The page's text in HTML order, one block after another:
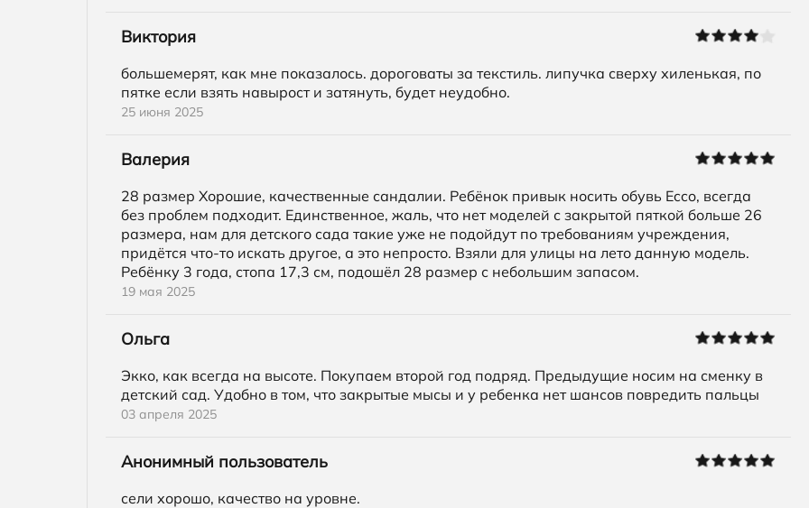
Виктория
большемерят, как мне показалось. дороговаты за текстиль. липучка сверху хиленькая, по
пятке если взять навырост и затянуть, будет неудобно.
25 июня 2025
Валерия
28 размер Хорошие, качественные сандалии. Ребёнок привык носить обувь Ecco, всегда
без проблем подходит. Единственное, жаль, что нет моделей с закрытой пяткой больше 26
размера, нам для детского сада такие уже не подойдут по требованиям учреждения,
придётся что-то искать другое, а это непросто. Взяли для улицы на лето данную модель.
Ребёнку 3 года, стопа 17,3 см, подошёл 28 размер с небольшим запасом.
19 мая 2025
Ольга
Экко, как всегда на высоте. Покупаем второй год подряд. Предыдущие носим на сменку в
детский сад. Удобно в том, что закрытые мысы и у ребенка нет шансов повредить пальцы
03 апреля 2025
Анонимный пользователь
сели хорошо, качество на уровне.